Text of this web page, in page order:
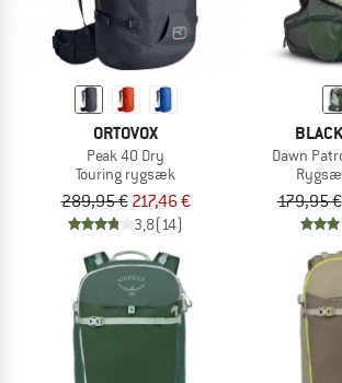
ORTOVOX
Peak 40 Dry
Touring rygsæk
289,95 € 217,46 €
3,8(14)
Dawn
179,95 €